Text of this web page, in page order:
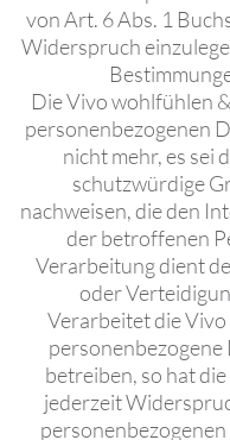
von Art. 6 Abs. 1
Widerspruch
Die Vivo wohlfühlen
personenbezogenen
nicht mehr, es sei
schutzwürdige
nachweisen, die den
der betroffenen
Verarbeitung dient
oder
Verarbeitet die
betreiben, so hat
jederzeit